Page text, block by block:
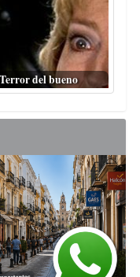
Terror del bueno